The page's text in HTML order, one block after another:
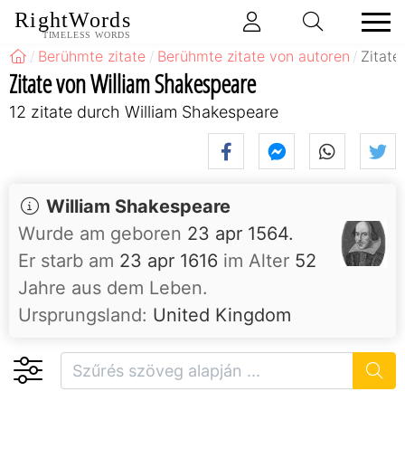
RightWords
TIMELESS WORDS
Berühmte zitate Berühmte zitate von autoren Zitate
Zitate von William Shakespeare
12 zitate durch William Shakespeare
William Shakespeare
Wurde am geboren 23 apr 1564.
Er starb am 23 apr 1616 im Alter 52
Jahre aus dem Leben.
Ursprungsland: United Kingdom